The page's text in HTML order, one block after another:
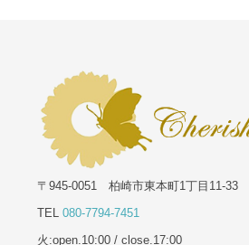
〒945-0051 柏崎市東本町1丁目11-33
TEL 080-7794-7451
火:open.10:00 / close.17:00